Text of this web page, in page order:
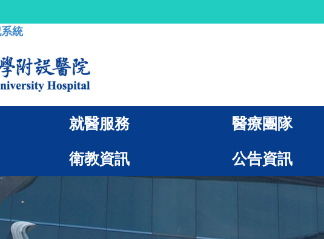
統
就醫服務 醫療團隊
衛教資訊 公告資訊